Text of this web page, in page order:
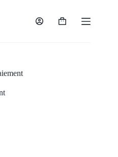
Panier